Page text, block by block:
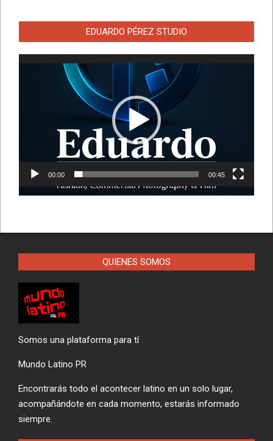
EDUARDO PÉREZ STUDIO
Reproductor
00:00 00:45
QUIENES SOMOS
Somos una plataforma para tí
Mundo Latino PR
Encontrarás todo el acontecer latino en un solo lugar,
acompañándote en cada momento, estarás informado
siempre.